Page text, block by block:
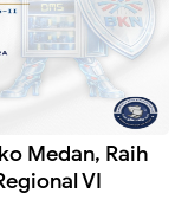
Medan, Raih
VI